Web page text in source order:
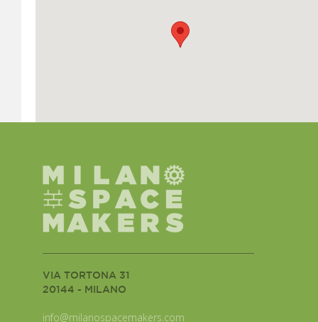
VIA TORTONA 31
20144 - MILANO
info@milanospacemakers.com